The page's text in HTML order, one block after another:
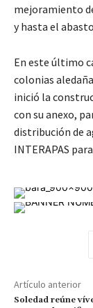
mejoramiento
y hasta el
En este último
colonias
inició la
con su anexo,
distribución de
INTERAPAS
Artículo anterior
Soledad reúne